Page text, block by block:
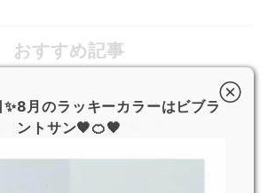
おすすめ記事
特急便停止期間のお知らせ
✨8月のラッキーカラーはビブラ
ントサン🧡🍊🧡